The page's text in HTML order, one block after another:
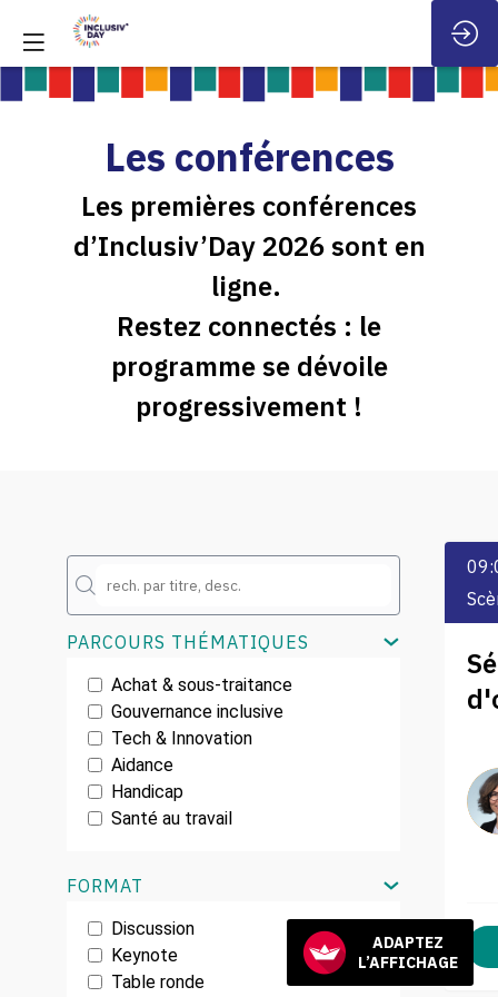
Les conférences
Les premières conférences
d’Inclusiv’Day 2026 sont en
ligne.
Restez connectés : le
programme se dévoile
progressivement !
PARCOURS THÉMATIQUES
Achat & sous-traitance
Gouvernance inclusive
Tech & Innovation
Aidance
Handicap
Santé au travail
FORMAT
Discussion
Keynote
Table ronde
ADAPTEZ
L’AFFICHAGE